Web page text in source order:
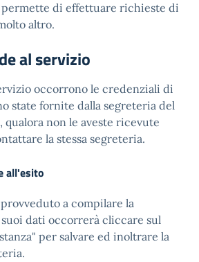
di effettuare richieste di
altro.
al servizio
occorrono le credenziali di
state fornite dalla segreteria del
qualora non le aveste ricevute
la stessa segreteria.
all'esito
a compilare la
dati occorrerà cliccare sul
per salvare ed inoltrare la